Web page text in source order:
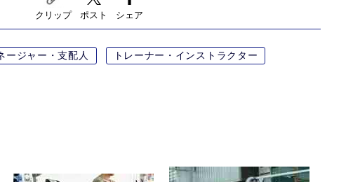
クリップ ポスト シェア
ージャー・支配人 トレーナー・インストラクター